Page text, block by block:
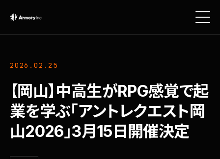
2026.02.25
【岡山】中高生がRPG感覚で起
業を学ぶ「アントレクエスト岡
山2026」3月15日開催決定